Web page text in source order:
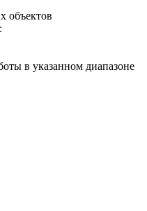
объектов
в указанном диапазоне